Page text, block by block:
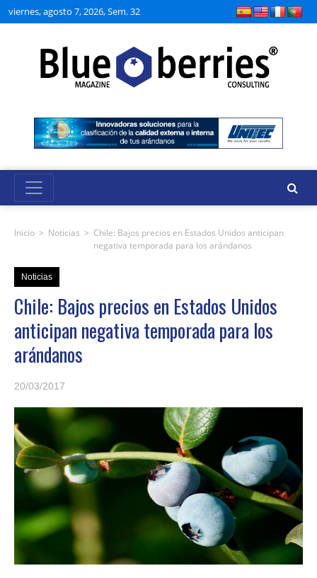
viernes, agosto 7, 2026, Sem. 32
Inicio > Noticias > Chile: Bajos precios en Estados Unidos anticipan
negativa temporada para los arándanos
Noticias
Chile: Bajos precios en Estados Unidos
anticipan negativa temporada para los
arándanos
20/03/2017